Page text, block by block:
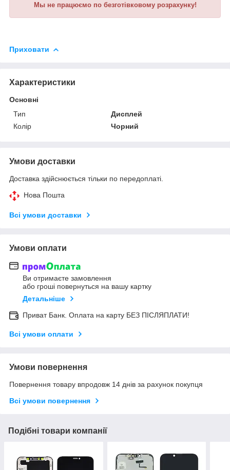
Мы не працюємо по безготівковому розрахунку!
Приховати
Характеристики
Основні
Тип
Дисплей
Колір
Чорний
Умови доставки
Доставка здійснюється тільки по передоплаті.
Нова Пошта
Всі умови доставки
Умови оплати
Ви отримаєте замовлення
або гроші повернуться на вашу картку
Детальніше
Приват Банк. Оплата на карту БЕЗ ПІСЛЯПЛАТИ!
Всі умови оплати
Умови повернення
Повернення товару впродовж 14 днів за рахунок покупця
Всі умови повернення
Подібні товари компанії